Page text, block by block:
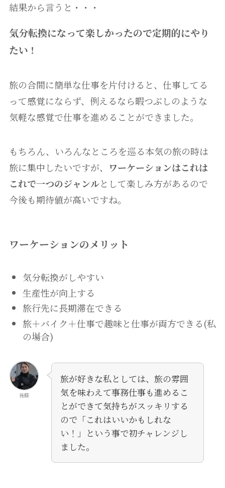
結果から言うと・・・
気分転換になって楽しかったので定期的にやり
たい ！
旅の合間に簡単な仕事を片付けると、仕事してる
って感覚にならず、例えるなら暇つぶしのような
気軽な感覚で仕事を進めることができました。
もちろん、いろんなところを巡る本気の旅の時は
旅に集中したいですが、 ワーケーションはこれは
これで一つのジャンルとして楽しみ方があるので
今後も期待値が高いですね。
ワーケーションのメリット
気分転換がしやすい
生産性が向上する
旅行先に長期滞在できる
旅＋バイク＋仕事で趣味と仕事が両方できる(私
の場合)
後藤
旅が好きな私としては、旅の雰囲
気を味わえて事務仕事も進めるこ
とができて気持ちがスッキリする
ので「これはいいかもしれな
い！」という事で初チャレンジし
ました。